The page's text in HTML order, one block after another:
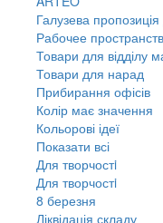
Галузева
Рабочее
Товари для відділу
Товари для нарад
Прибирання офісів
Колір має значення
Кольорові ідеї
Показати всі
Для творчостi
Для творчостi
8 березня
Ліквідація складу